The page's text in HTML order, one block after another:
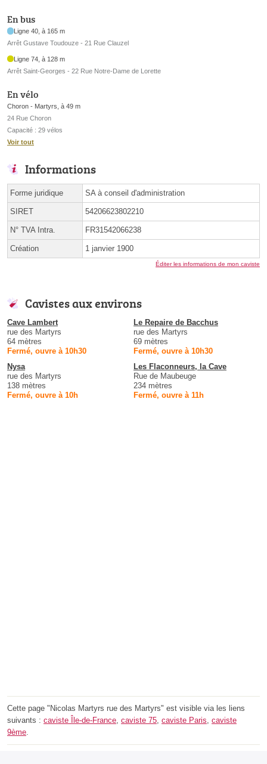
En bus
Ligne 40, à 165 m
Arrêt Gustave Toudouze - 21 Rue Clauzel
Ligne 74, à 128 m
Arrêt Saint-Georges - 22 Rue Notre-Dame de Lorette
En vélo
Choron - Martyrs, à 49 m
24 Rue Choron
Capacité : 29 vélos
Voir tout
Informations
Forme juridique SA à conseil d'administration
SIRET 54206623802210
N° TVA Intra. FR31542066238
Création 1 janvier 1900
Éditer les informations de mon caviste
Cavistes aux environs
Cave Lambert
rue des Martyrs
64 mètres
Fermé, ouvre à 10h30
Le Repaire de Bacchus
rue des Martyrs
69 mètres
Fermé, ouvre à 10h30
Nysa
rue des Martyrs
138 mètres
Fermé, ouvre à 10h
Les Flaconneurs, la Cave
Rue de Maubeuge
234 mètres
Fermé, ouvre à 11h
Cette page "Nicolas Martyrs rue des Martyrs" est visible via les liens
suivants : caviste Île-de-France, caviste 75, caviste Paris, caviste
9ème.